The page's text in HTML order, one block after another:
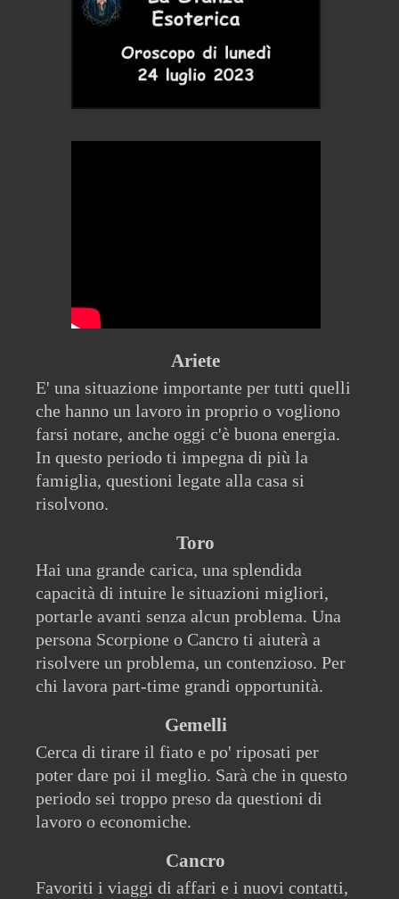
Ariete
E' una situazione importante per tutti quelli
che hanno un lavoro in proprio o vogliono
farsi notare, anche oggi c'è buona energia.
In questo periodo ti impegna di più la
famiglia, questioni legate alla casa si
risolvono.
Toro
Hai una grande carica, una splendida
capacità di intuire le situazioni migliori,
portarle avanti senza alcun problema. Una
persona Scorpione o Cancro ti aiuterà a
risolvere un problema, un contenzioso. Per
chi lavora part-time grandi opportunità.
Gemelli
Cerca di tirare il fiato e po' riposati per
poter dare poi il meglio. Sarà che in questo
periodo sei troppo preso da questioni di
lavoro o economiche.
Cancro
Favoriti i viaggi di affari e i nuovi contatti,